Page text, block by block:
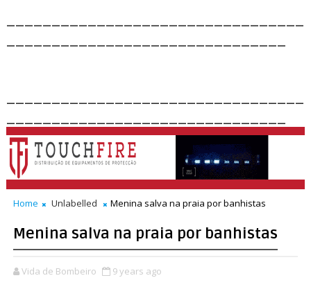
Home Unlabelled Menina salva na praia por banhistas
Menina salva na praia por banhistas
Vida de Bombeiro 9 years ago